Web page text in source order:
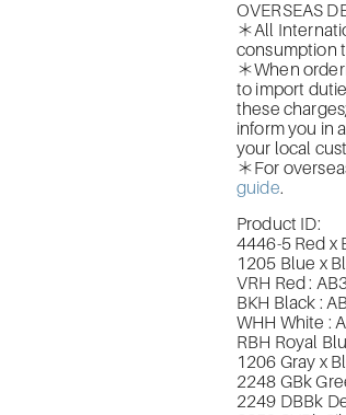
OVERSEAS
＊All
consumption
＊When
to import
these
inform you in
your local
＊For
guide.
Product ID:
4446-5 Red x
1205 Blue x
VRH Red :
BKH Black :
WHH White :
RBH Royal
1206 Gray x
2248 GBk
2249 DBBk